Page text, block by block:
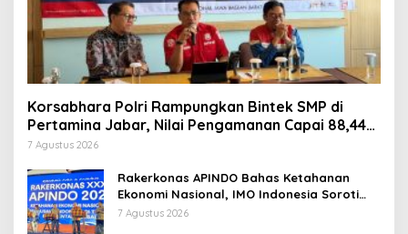
Korsabhara Polri Rampungkan Bintek SMP di
Pertamina Jabar, Nilai Pengamanan Capai 88,44
Persen
7 Agustus 2026
Rakerkonas APINDO Bahas Ketahanan
Ekonomi Nasional, IMO Indonesia Soroti
Pentingnya Kolaborasi Lintas Sektor
7 Agustus 2026